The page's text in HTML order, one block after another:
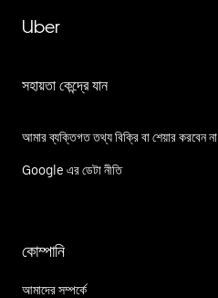
Uber
সহায়তা কেন্দ্রে যান
আমার ব্যক্তিগত তথ্য বিক্রি বা শেয়ার করবেন না
Google এর ডেটা নীতি
কোম্পানি
আমাদের সম্পর্কে